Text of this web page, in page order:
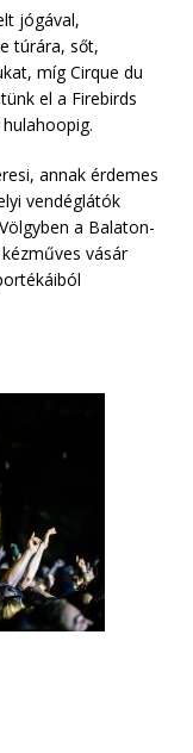
jógával,
túrára, sőt,
míg Cirque du
el a Firebirds
annak érdemes
vendéglátók
a Balaton-
vásár